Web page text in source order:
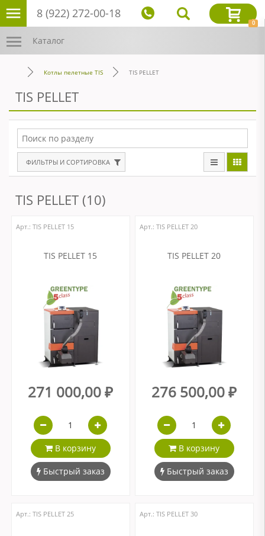
8 (922) 272-00-18
0
Каталог
Котлы пелетные TIS TIS PELLET
TIS PELLET
ФИЛЬТРЫ И СОРТИРОВКА
TIS PELLET (10)
Арт.: ТIS PELLET 15
TIS PELLET 15
271 000,00 ₽
В корзину
Быстрый заказ
Арт.: ТIS PELLET 20
TIS PELLET 20
276 500,00 ₽
В корзину
Быстрый заказ
Арт.: ТIS PELLET 25 Арт.: ТIS PELLET 30